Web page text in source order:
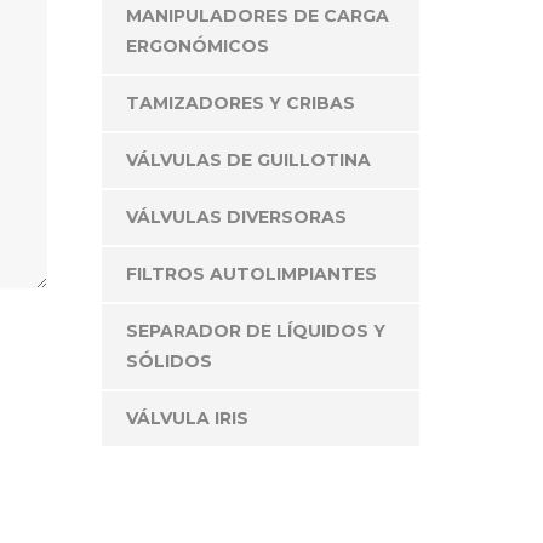
MANIPULADORES DE CARGA
ERGONÓMICOS
TAMIZADORES Y CRIBAS
VÁLVULAS DE GUILLOTINA
VÁLVULAS DIVERSORAS
FILTROS AUTOLIMPIANTES
SEPARADOR DE LÍQUIDOS Y
SÓLIDOS
VÁLVULA IRIS
y con gusto te atenderemos.
Ind. Poligono Empresarial
Rosa Jauregui, Qro. México.
(442) 167 0051